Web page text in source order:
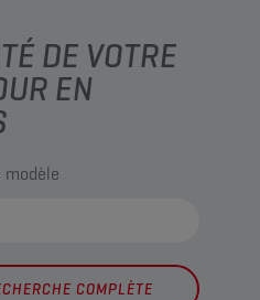
DE VOTRE
EN
modèle
COMPLÈTE